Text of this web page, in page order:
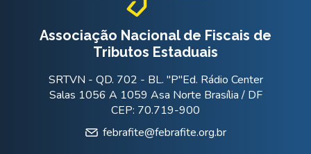
Associação Nacional de Fiscais de
Tributos Estaduais
SRTVN - QD. 702 - BL. "P"Ed. Rádio Center
Salas 1056 A 1059 Asa Norte Brasília / DF
CEP: 70.719-900
febrafite@febrafite.org.br